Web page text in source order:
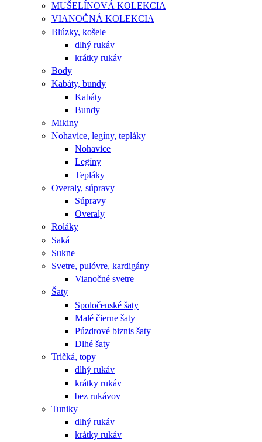
MUŠELÍNOVÁ KOLEKCIA
VIANOČNÁ KOLEKCIA
Blúzky, košele
dlhý rukáv
krátky rukáv
Body
Kabáty, bundy
Kabáty
Bundy
Mikiny
Nohavice, legíny, tepláky
Nohavice
Legíny
Tepláky
Overaly, súpravy
Súpravy
Overaly
Roláky
Saká
Sukne
Svetre, pulóvre, kardigány
Vianočné svetre
Šaty
Spoločenské šaty
Malé čierne šaty
Púzdrové biznis šaty
Dlhé šaty
Tričká, topy
dlhý rukáv
krátky rukáv
bez rukávov
Tuniky
dlhý rukáv
krátky rukáv